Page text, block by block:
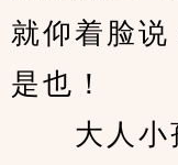
就仰着脸说
是也！
大人小